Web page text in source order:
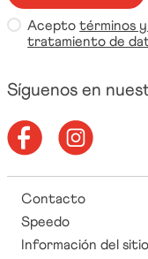
Aceptotérminos
tratamiento de
Síguenos en
Contacto
Speedo
Información del sitio